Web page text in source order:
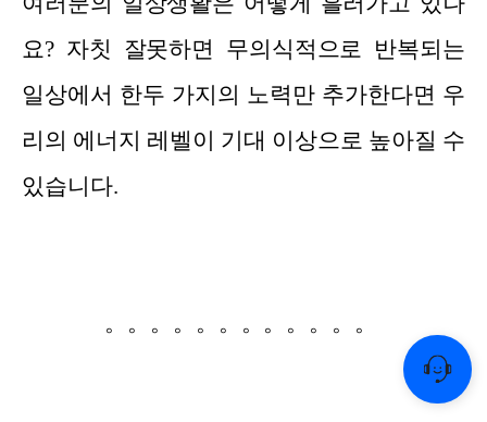
요? 자칫 잘못하면 무의식적으로 반복되는
일상에서 한두 가지의 노력만 추가한다면 우
리의 에너지 레벨이 기대 이상으로 높아질 수
있습니다.
。。。。。。。。。。。。